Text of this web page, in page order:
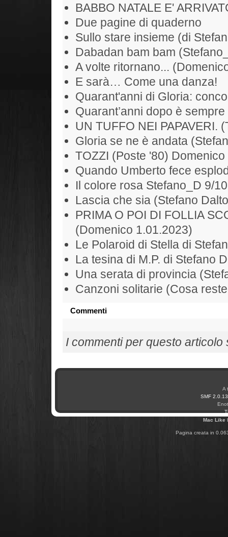
BABBO NATALE E'
Due pagine di quaderno
Sullo stare insieme (di
Dabadan bam bam
A volte ritornano...
E sarà… Come una danza!
Quarant'anni di Gloria:
Quarant’anni dopo è
UN TUFFO NEI PAPAVERI.
Gloria se ne è andata
TOZZI (Poste '80)
Quando Umberto fece
Il colore rosa Stefano_D 9/
Lascia che sia (Stefano
PRIMA O POI DI FOLLIA
(Domenico 1.01.2023)
Le Polaroid di Stella di
La tesina di M.P. di Stefano
Una serata di provincia
Canzoni solitarie (Cosa
Commenti
I commenti per questo articolo
A
SMF 2.0.13
Mac Like
Pagina creata in